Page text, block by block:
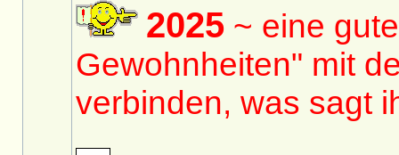
2025 ~ eine
Gewohnheiten" mit
verbinden, was sagt